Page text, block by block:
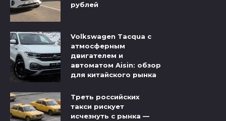
рублей
Volkswagen Tacqua с
атмосферным
двигателем и
автоматом Aisin: обзор
для китайского рынка
Треть российских
такси рискует
исчезнуть с рынка —